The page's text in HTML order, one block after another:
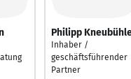
Philipp
Inhaber /
geschäftsführender
Partner